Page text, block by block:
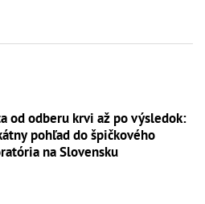
od odberu krvi až po výsledok:
pohľad do špičkového
na Slovensku